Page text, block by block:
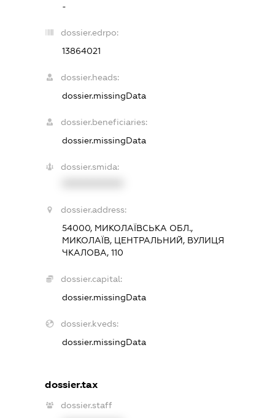
-
dossier.edrpo:
13864021
dossier.heads:
dossier.missingData
dossier.beneficiaries:
dossier.missingData
dossier.smida:
dossier.address:
54000, МИКОЛАЇВСЬКА ОБЛ.,
МИКОЛАЇВ, ЦЕНТРАЛЬНИЙ, ВУЛИЦЯ
ЧКАЛОВА, 110
dossier.capital:
dossier.missingData
dossier.kveds:
dossier.missingData
dossier.tax
dossier.staff